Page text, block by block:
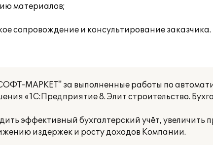
материалов;
сопровождение и консультирование заказчика.
МАРКЕТ" за выполненные работы по
«1С:Предприятие 8. Элит строительство.
эффективный бухгалтерский учёт, увеличить
издержек и росту доходов Компании.